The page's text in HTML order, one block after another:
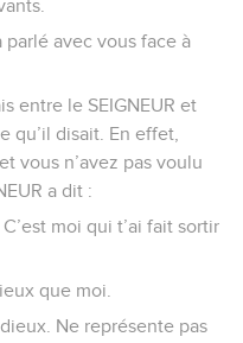
parlé avec vous face à
entre le SEIGNEUR et
qu’il disait. En effet,
vous n’avez pas voulu
a dit :
moi qui t’ai fait sortir
que moi.
Ne représente pas